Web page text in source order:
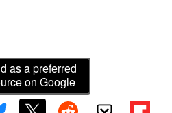
as a preferred
on Google